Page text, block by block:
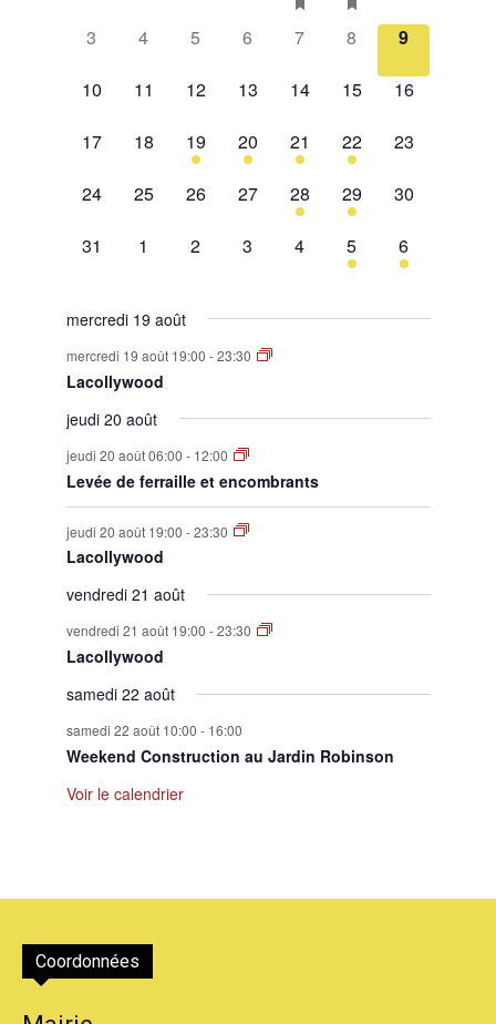
Évènements
évènement,évènement,évènements,
0
3
0
4
0
5
0
6
0
7
0
8
0
9
0
10
0
11
0
12
0
13
0
14
0
15
0
16
0
17
0
évènement,
18
1
évènement,
19
2
évènements,
20
1
évènement,
21
2
évènements,
22
0
23
0
24
0
25
0
26
0
évènement,
27
1
évènement,
28
1
évènement,
29
0
30
0
31
0
1
0
2
0
3
0
évènement,
4
1
évènement,
5
1
évènement,
6
mercredi 19 août
mercredi 19 août 19:00 -23:30
Lacollywood
jeudi 20 août
jeudi 20 août 06:00 - 12:00
Levée de ferraille et encombrants
jeudi 20 août 19:00 -23:30
Lacollywood
vendredi 21 août
vendredi 21 août 19:00 -23:30
Lacollywood
samedi 22 août
samedi 22 août 10:00 - 16:00
Weekend Construction au Jardin Robinson
Voir le calendrier
Coordonnées